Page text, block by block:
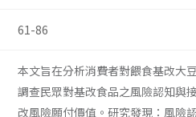
61-86
本文旨在分析消費者對餵食基改大
調查民眾對基改食品之風險認知與
改風險願付價值。研究發現：風險